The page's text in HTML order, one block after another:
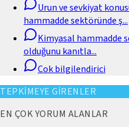
Urun ve sevkiyat
hammadde sektöründe ş...
Kimyasal hammadde
olduğunu kanıtla...
Cok bilgilendirici
TEPKİMEYE GİRENLER
EN ÇOK YORUM ALANLAR